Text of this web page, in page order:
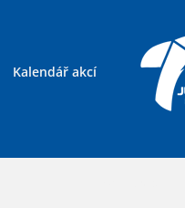
Kalendář akcí